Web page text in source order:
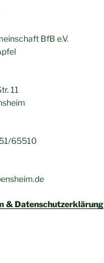
BfB e.V.
11
65510
& Datenschutzerklärung